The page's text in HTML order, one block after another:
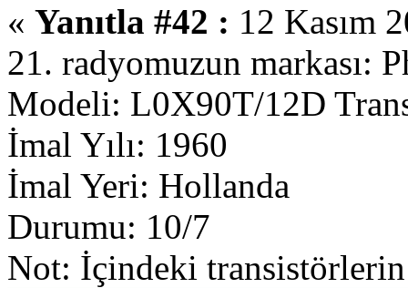
« Yanıtla #42 : 12 Kasım
21. radyomuzun markası:
Modeli: L0X90T/12D
İmal Yılı: 1960
İmal Yeri: Hollanda
Durumu: 10/7
Not: İçindeki